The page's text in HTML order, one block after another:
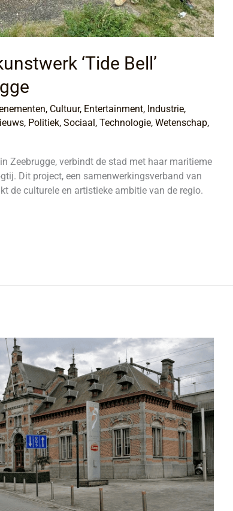
‘Tide Bell’
, Cultuur, Entertainment, Industrie,
, Politiek, Sociaal, Technologie, Wetenschap,
Zeebrugge, verbindt de stad met haar maritieme
Dit project, een samenwerkingsverband van
de culturele en artistieke ambitie van de regio.